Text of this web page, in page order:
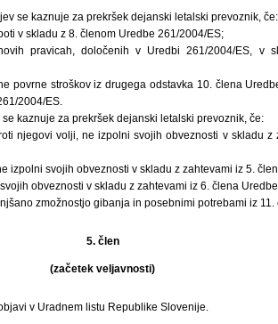
se kaznuje za prekršek dejanski letalski prevoznik, če:
v skladu z 8. členom Uredbe 261/2004/ES;
pravicah, določenih v Uredbi 261/2004/ES, v
povrne stroškov iz drugega odstavka 10. člena
2004/ES.
kaznuje za prekršek dejanski letalski prevoznik, če:
njegovi volji, ne izpolni svojih obveznosti v skladu z
izpolni svojih obveznosti v skladu z zahtevami iz 5.
obveznosti v skladu z zahtevami iz 6. člena
zmožnostjo gibanja in posebnimi potrebami iz 11.
5. člen
(začetek veljavnosti)
v Uradnem listu Republike Slovenije.